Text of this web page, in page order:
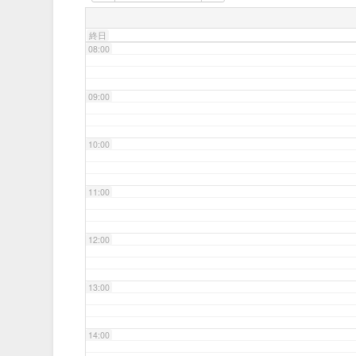
終日
08:00
09:00
10:00
11:00
12:00
13:00
14:00